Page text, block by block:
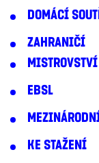
DOMÁCÍ
ZAHRANIČÍ
EBSL
KE STAŽENÍ